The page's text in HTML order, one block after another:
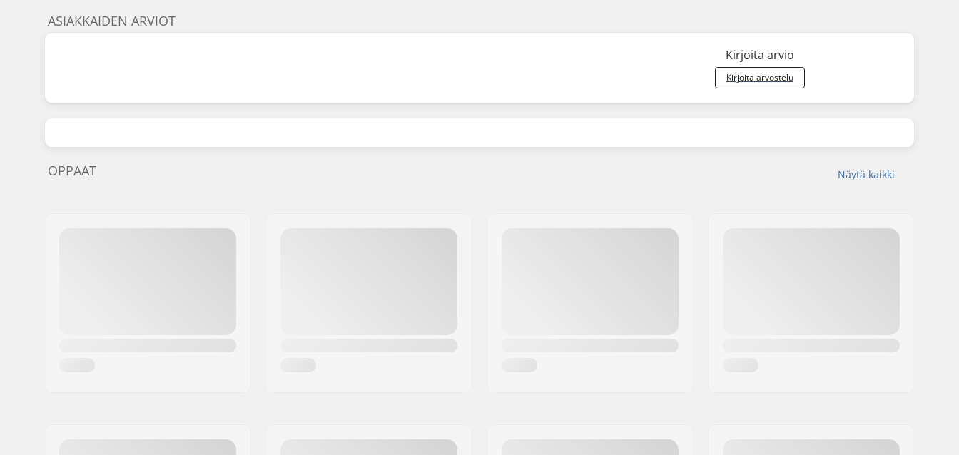
ASIAKKAIDEN ARVIOT
Kirjoita arvio
Kirjoita arvostelu
Näytä kaikki
OPPAAT